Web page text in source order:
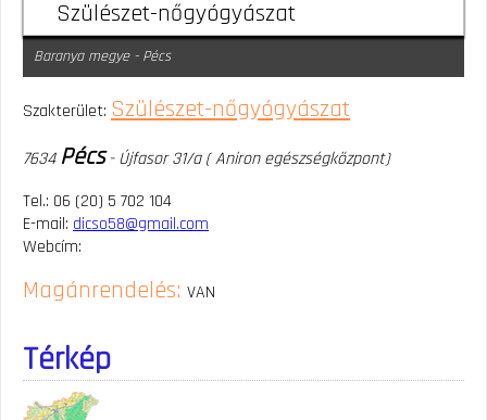
Szülészet-nőgyógyászat
Baranya megye - Pécs
Szakterület: Szülészet-nőgyógyászat
7634 Pécs- Újfasor 31/a ( Aniron egészségközpont)
Tel.: 06 (20) 5 702 104
E-mail: dicso58@gmail.com
Webcím:
Magánrendelés: VAN
Térkép